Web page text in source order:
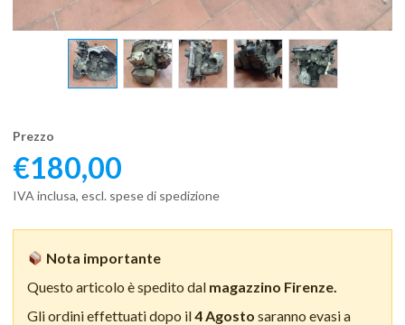
Prezzo
€180,00
IVA inclusa, escl. spese di spedizione
Nota importante
Questo articolo è spedito dal magazzino Firenze.
Gli ordini effettuati dopo il4 Agosto saranno evasi a